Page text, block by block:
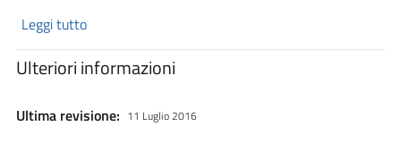
Leggi tutto
Ulteriori informazioni
Ultima revisione: 11 Luglio 2016